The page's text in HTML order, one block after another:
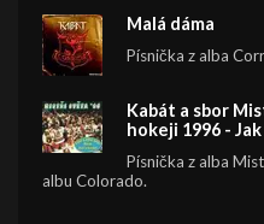
Malá dáma
Písnička z alba
Kabát a sbor
hokeji 1996 -
Písnička z alba
albu Colorado.